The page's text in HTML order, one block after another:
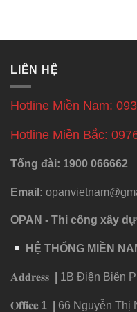
LIÊN HỆ
Hotline Miền Nam:
Hotline Miền Bắc:
Tổng đài: 1900 066662
Email:
OPAN - Thi công xây
HỆ THỐNG MIỀN
𝐀𝐝𝐝𝐫𝐞𝐬𝐬 1B Điện Biên
𝐎𝐟𝐟𝐢𝐜𝐞1
66 Nguyễn Thị